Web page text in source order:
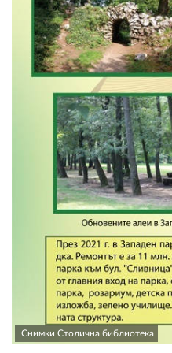
Снимки Столична библиотека